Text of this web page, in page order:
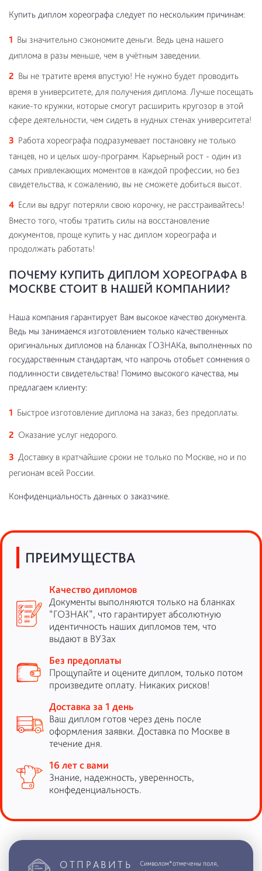
Купить диплом хореографа следует по нескольким причинам:
Вы значительно сэкономите деньги. Ведь цена нашего
диплома в разы меньше, чем в учётным заведении.
Вы не тратите время впустую! Не нужно будет проводить
время в университете, для получения диплома. Лучше посещать
какие-то кружки, которые смогут расширить кругозор в этой
сфере деятельности, чем сидеть в нудных стенах университета!
Работа хореографа подразумевает постановку не только
танцев, но и целых шоу-программ. Карьерный рост - один из
самых привлекающих моментов в каждой профессии, но без
свидетельства, к сожалению, вы не сможете добиться высот.
Если вы вдруг потеряли свою корочку, не расстраивайтесь!
Вместо того, чтобы тратить силы на восстановление
документов, проще купить у нас диплом хореографа и
продолжать работать!
ПОЧЕМУ КУПИТЬ ДИПЛОМ ХОРЕОГРАФА В
МОСКВЕ СТОИТ В НАШЕЙ КОМПАНИИ?
Наша компания гарантирует Вам высокое качество документа.
Ведь мы занимаемся изготовлением только качественных
оригинальных дипломов на бланках ГОЗНАКа, выполненных по
государственным стандартам, что напрочь отобьет сомнения о
подлинности свидетельства! Помимо высокого качества, мы
предлагаем клиенту:
Быстрое изготовление диплома на заказ, без предоплаты.
Оказание услуг недорого.
Доставку в кратчайшие сроки не только по Москве, но и по
регионам всей России.
Конфиденциальность данных о заказчике.
ПРЕИМУЩЕСТВА
Качество дипломов
Документы выполняются только на бланках
“ГОЗНАК”, что гарантирует абсолютную
идентичность наших дипломов тем, что
выдают в ВУЗах
Без предоплаты
Прощупайте и оцените диплом, только потом
произведите оплату. Никаких рисков!
Доставка за 1 день
Ваш диплом готов через день после
оформления заявки. Доставка по Москве в
течение дня.
16 лет с вами
Знание, надежность, уверенность,
конфеденциальность.
ОТПРАВИТЬ
Символом*отмечены поля,